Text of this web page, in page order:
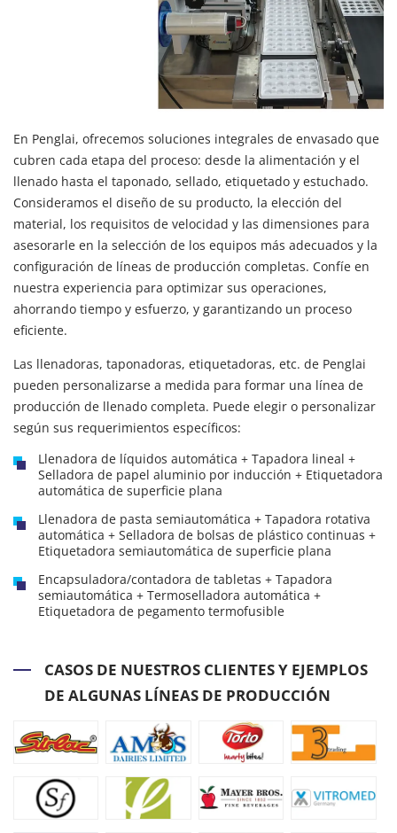
En Penglai, ofrecemos soluciones integrales de envasado que
cubren cada etapa del proceso: desde la alimentación y el
llenado hasta el taponado, sellado, etiquetado y estuchado.
Consideramos el diseño de su producto, la elección del
material, los requisitos de velocidad y las dimensiones para
asesorarle en la selección de los equipos más adecuados y la
configuración de líneas de producción completas. Confíe en
nuestra experiencia para optimizar sus operaciones,
ahorrando tiempo y esfuerzo, y garantizando un proceso
eficiente.
Las llenadoras, taponadoras, etiquetadoras, etc. de Penglai
pueden personalizarse a medida para formar una línea de
producción de llenado completa. Puede elegir o personalizar
según sus requerimientos específicos:
Llenadora de líquidos automática + Tapadora lineal +
Selladora de papel aluminio por inducción + Etiquetadora
automática de superficie plana
Llenadora de pasta semiautomática + Tapadora rotativa
automática + Selladora de bolsas de plástico continuas +
Etiquetadora semiautomática de superficie plana
Encapsuladora/contadora de tabletas + Tapadora
semiautomática + Termoselladora automática +
Etiquetadora de pegamento termofusible
CASOS DE NUESTROS CLIENTES Y EJEMPLOS
DE ALGUNAS LÍNEAS DE PRODUCCIÓN